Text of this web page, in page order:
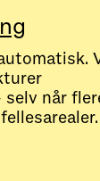
når